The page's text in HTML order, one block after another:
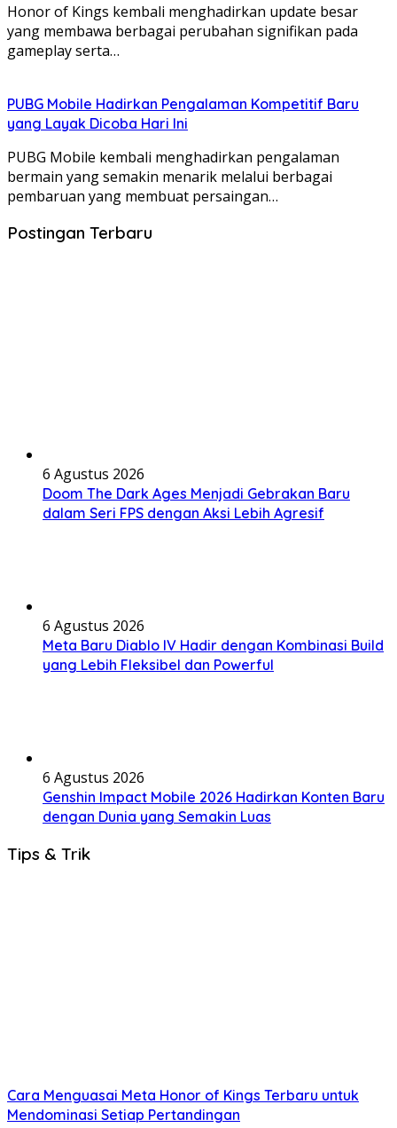
Honor of Kings kembali menghadirkan update besar
yang membawa berbagai perubahan signifikan pada
gameplay serta…
PUBG Mobile Hadirkan Pengalaman Kompetitif Baru
yang Layak Dicoba Hari Ini
PUBG Mobile kembali menghadirkan pengalaman
bermain yang semakin menarik melalui berbagai
pembaruan yang membuat persaingan…
Postingan Terbaru
6 Agustus 2026
Doom The Dark Ages Menjadi Gebrakan Baru
dalam Seri FPS dengan Aksi Lebih Agresif
6 Agustus 2026
Meta Baru Diablo IV Hadir dengan Kombinasi Build
yang Lebih Fleksibel dan Powerful
6 Agustus 2026
Genshin Impact Mobile 2026 Hadirkan Konten Baru
dengan Dunia yang Semakin Luas
Tips & Trik
Cara Menguasai Meta Honor of Kings Terbaru untuk
Mendominasi Setiap Pertandingan